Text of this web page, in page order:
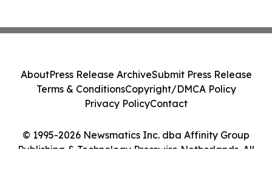
© 1995-2026 Newsmatics Inc. dba Affinity Group
Publishing & Technology Presswire Netherlands. All
AboutPress Release ArchiveSubmit Press Release
Terms & ConditionsCopyright/DMCA Policy
Privacy PolicyContact